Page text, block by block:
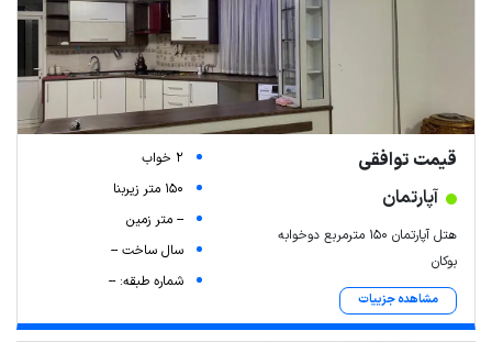
Leaflet | Map data ©
قیمت توافقی
آپارتمان
هتل آپارتمان ۱۵۰ مترمربع دوخوابه
بوکان
مشاهده جزییات
2 خواب
150 متر زیربنا
-- متر زمین
سال ساخت --
شماره طبقه: --